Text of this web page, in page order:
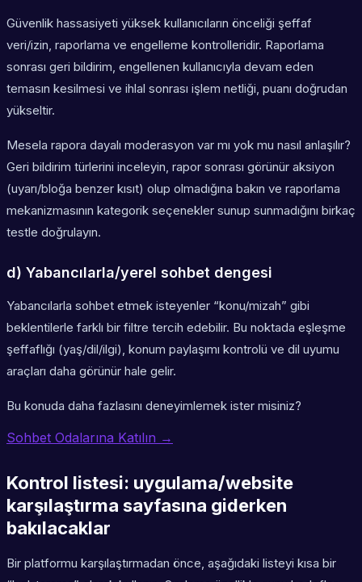
Güvenlik hassasiyeti yüksek kullanıcıların önceliği şeffaf
veri/izin, raporlama ve engelleme kontrolleridir. Raporlama
sonrası geri bildirim, engellenen kullanıcıyla devam eden
temasın kesilmesi ve ihlal sonrası işlem netliği, puanı doğrudan
yükseltir.
Mesela rapora dayalı moderasyon var mı yok mu nasıl anlaşılır?
Geri bildirim türlerini inceleyin, rapor sonrası görünür aksiyon
(uyarı/bloğa benzer kısıt) olup olmadığına bakın ve raporlama
mekanizmasının kategorik seçenekler sunup sunmadığını birkaç
testle doğrulayın.
d) Yabancılarla/yerel sohbet dengesi
Yabancılarla sohbet etmek isteyenler “konu/mizah” gibi
beklentilerle farklı bir filtre tercih edebilir. Bu noktada eşleşme
şeffaflığı (yaş/dil/ilgi), konum paylaşımı kontrolü ve dil uyumu
araçları daha görünür hale gelir.
Bu konuda daha fazlasını deneyimlemek ister misiniz?
Sohbet Odalarına Katılın →
Kontrol listesi: uygulama/website
karşılaştırma sayfasına giderken
bakılacaklar
Bir platformu karşılaştırmadan önce, aşağıdaki listeyi kısa bir